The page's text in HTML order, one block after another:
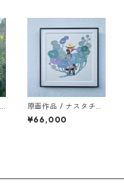
原画作品 / ナスタチウ
ムの花摘み人
¥66,000